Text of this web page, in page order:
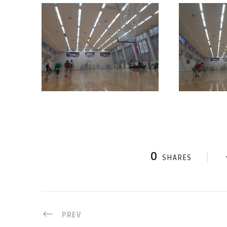
0 SHARES
PREV